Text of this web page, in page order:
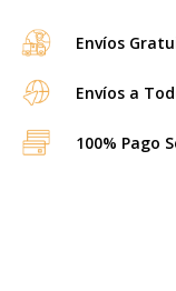
Envíos
Envíos a
100% Pago